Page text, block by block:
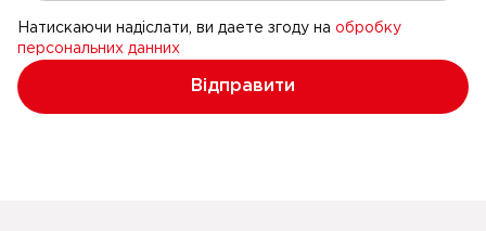
Натискаючи надіслати, ви даете згоду на обробку
персональних данних
Відправити